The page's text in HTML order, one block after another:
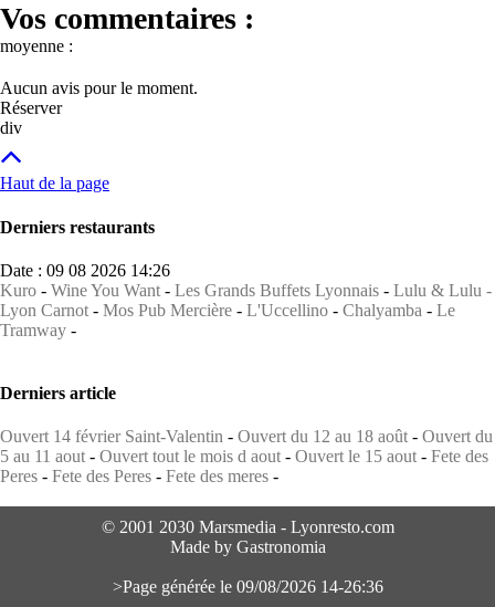
Vos commentaires :
moyenne :
Aucun avis pour le moment.
Réserver
div
Haut de la page
Derniers restaurants
Date : 09 08 2026 14:26
Kuro - Wine You Want - Les Grands Buffets Lyonnais - Lulu & Lulu -
Lyon Carnot - Mos Pub Mercière - L'Uccellino - Chalyamba - Le
Tramway -
Derniers article
Ouvert 14 février Saint-Valentin - Ouvert du 12 au 18 août - Ouvert du
5 au 11 aout - Ouvert tout le mois d aout - Ouvert le 15 aout - Fete des
Peres - Fete des Peres - Fete des meres -
© 2001 2030 Marsmedia - Lyonresto.com
Made by Gastronomia
>Page générée le 09/08/2026 14-26:36